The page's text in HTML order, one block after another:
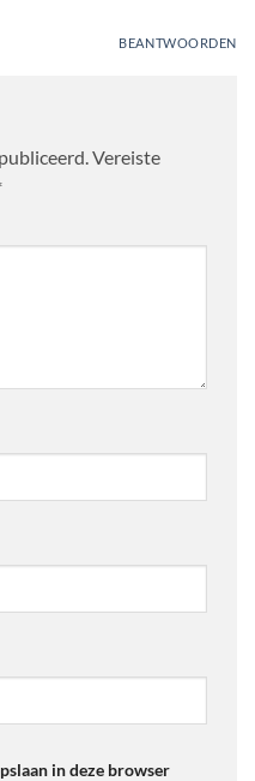
BEANTWOORDEN
Vereiste
in deze browser